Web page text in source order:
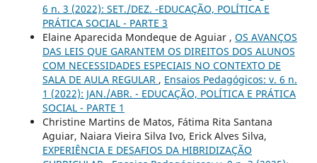
6 n. 3 (2022): SET./DEZ. -EDUCAÇÃO, POLÍTICA E
PRÁTICA SOCIAL - PARTE 3
Elaine Aparecida Mondeque de Aguiar , OS AVANÇOS
DAS LEIS QUE GARANTEM OS DIREITOS DOS ALUNOS
COM NECESSIDADES ESPECIAIS NO CONTEXTO DE
SALA DE AULA REGULAR , Ensaios Pedagógicos: v. 6 n.
1 (2022): JAN./ABR. - EDUCAÇÃO, POLÍTICA E PRÁTICA
SOCIAL - PARTE 1
Christine Martins de Matos, Fátima Rita Santana
Aguiar, Naiara Vieira Silva Ivo, Erick Alves Silva,
EXPERIÊNCIA E DESAFIOS DA HIBRIDIZAÇÃO